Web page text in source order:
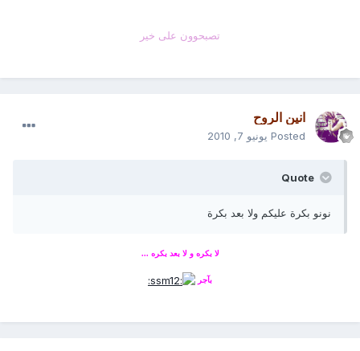
تصبحوون على خير
انين الروح
Posted يونيو 7, 2010
نونو بكرة عليكم ولا بعد بكرة
لا بكره و لا بعد بكره ...
بآجر